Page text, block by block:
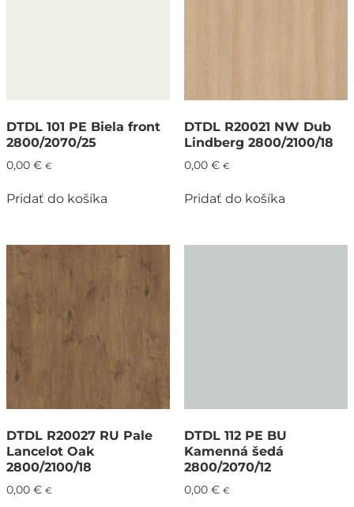
DTDL 101 PE Biela front
2800/2070/25
0,00 € €
Pridať do košíka
DTDL R20021 NW Dub
Lindberg 2800/2100/18
0,00 € €
Pridať do košíka
DTDL R20027 RU Pale
Lancelot Oak
2800/2100/18
0,00 € €
DTDL 112 PE BU
Kamenná šedá
2800/2070/12
0,00 € €